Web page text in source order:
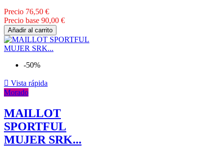
Precio 76,50 €
Precio base 90,00 €
Añadir al carrito
-50%
 Vista rápida
Morado
MAILLOT
SPORTFUL
MUJER SRK...